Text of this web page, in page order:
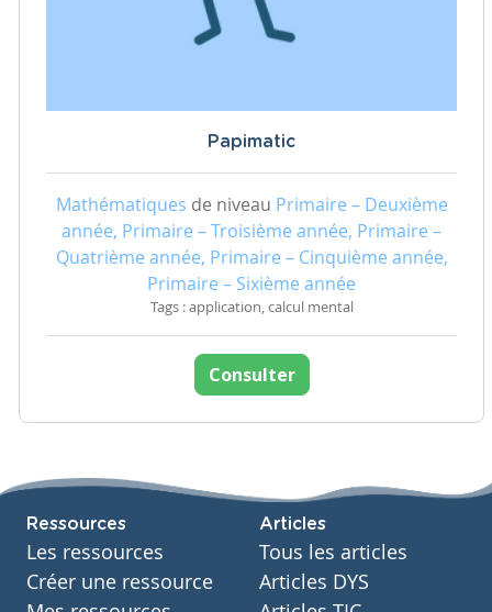
Papimatic
Mathématiques de niveau Primaire – Deuxième
année, Primaire – Troisième année, Primaire –
Quatrième année, Primaire – Cinquième année,
Primaire – Sixième année
Tags : application, calcul mental
Consulter
Ressources
Les ressources
Créer une ressource
Articles
Tous les articles
Articles DYS